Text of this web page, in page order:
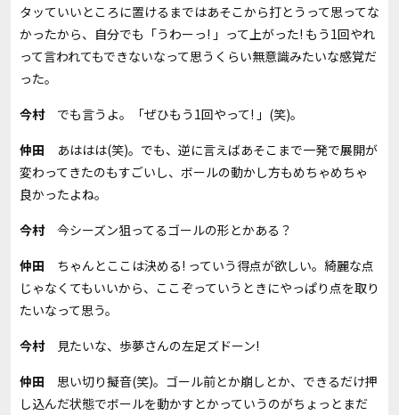
タッていいところに置けるまではあそこから打とうって思ってな
かったから、自分でも「うわーっ! 」って上がった! もう1回やれ
って言われてもできないなって思うくらい無意識みたいな感覚だ
った。
今村でも言うよ。「ぜひもう1回やって! 」(笑)。
仲田 あははは(笑)。でも、逆に言えばあそこまで一発で展開が
変わってきたのもすごいし、ボールの動かし方もめちゃめちゃ
良かったよね。
今村今シーズン狙ってるゴールの形とかある？
仲田 ちゃんとここは決める! っていう得点が欲しい。綺麗な点
じゃなくてもいいから、ここぞっていうときにやっぱり点を取り
たいなって思う。
今村見たいな、歩夢さんの左足ズドーン!
仲田 思い切り擬音(笑)。ゴール前とか崩しとか、できるだけ押
し込んだ状態でボールを動かすとかっていうのがちょっとまだ